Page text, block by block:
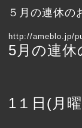
５月の連休の
http://ameblo.jp/
5月の連休
1１日(月